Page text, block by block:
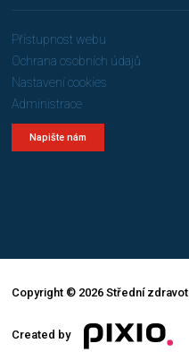
Přístupnost webu
Ochrana osobních údajů
Nastavení cookies
Administrace
Napište nám
Copyright © 2026 Střední
Created by